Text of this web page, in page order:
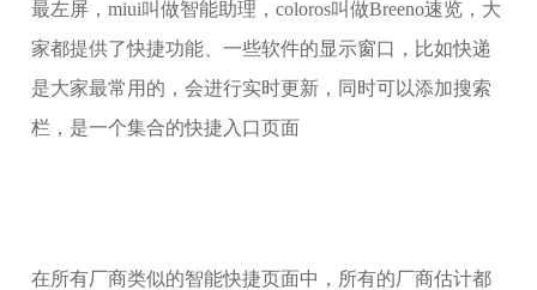
最左屏，miui叫做智能助理，coloros叫做Breeno速览，大
家都提供了快捷功能、一些软件的显示窗口，比如快递
是大家最常用的，会进行实时更新，同时可以添加搜索
栏，是一个集合的快捷入口页面
在所有厂商类似的智能快捷页面中，所有的厂商估计都